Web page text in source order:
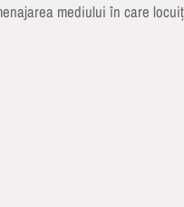
mediului în care